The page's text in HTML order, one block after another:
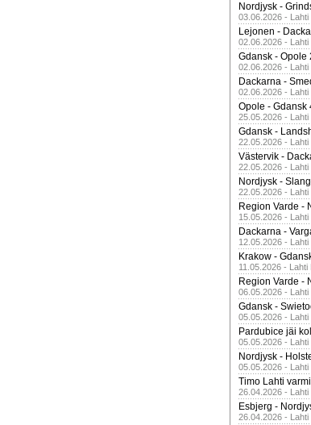
Nordjysk -
03.06.2026 - Lahti
Lejonen -
02.06.2026 - Lahti
Gdansk - Opole
02.06.2026 - Lahti
Dackarna -
02.06.2026 - Lahti
Opole - Gdansk
25.05.2026 - Lahti
Gdansk -
22.05.2026 - Lahti
Västervik -
22.05.2026 - Lahti
Nordjysk -
22.05.2026 - Lahti
Region Varde -
15.05.2026 - Lahti
Dackarna -
12.05.2026 - Lahti
Krakow -
11.05.2026 - Lahti
Region Varde -
06.05.2026 - Lahti
Gdansk -
05.05.2026 - Lahti
Pardubice jäi
05.05.2026 - Lahti
Nordjysk -
05.05.2026 - Lahti
Timo Lahti
26.04.2026 - Lahti
Esbjerg -
26.04.2026 - Lahti